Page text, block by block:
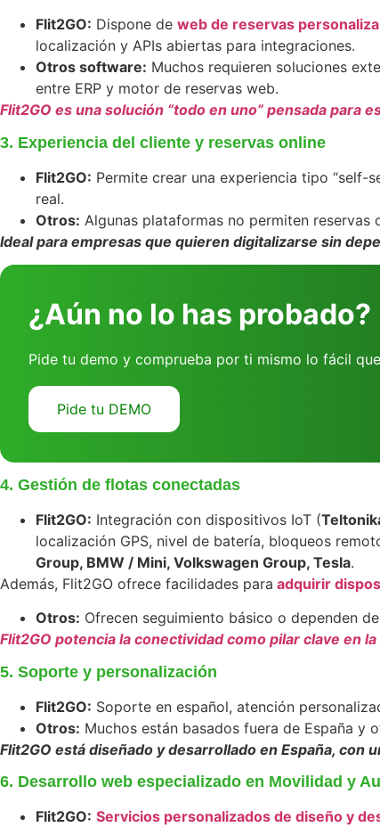
Flit2GO: Dispone de web de reservas
localización y APIs abiertas para integraciones.
Otros software: Muchos requieren soluciones
entre ERP y motor de reservas web.
Flit2GO es una solución “todo en uno” pensada para
3. Experiencia del cliente y reservas online
Flit2GO: Permite crear una experiencia tipo “self-
real.
Otros: Algunas plataformas no permiten
Ideal para empresas que quieren digitalizarse sin
¿Aún no lo has probado?
Pide tu demo y comprueba por ti mismo lo fácil
Pide tu DEMO
4. Gestión de flotas conectadas
Flit2GO: Integración con dispositivos IoT (
localización GPS, nivel de batería, bloqueos
Group, BMW / Mini, Volkswagen Group, Tesla.
Además, Flit2GO ofrece facilidades para adquirir
Otros: Ofrecen seguimiento básico o dependen
Flit2GO potencia la conectividad como pilar clave en
5. Soporte y personalización
Flit2GO: Soporte en español, atención
Otros: Muchos están basados fuera de España y
Flit2GO está diseñado y desarrollado en España, con
6. Desarrollo web especializado en Movilidad y
Flit2GO: Servicios personalizados de diseño y